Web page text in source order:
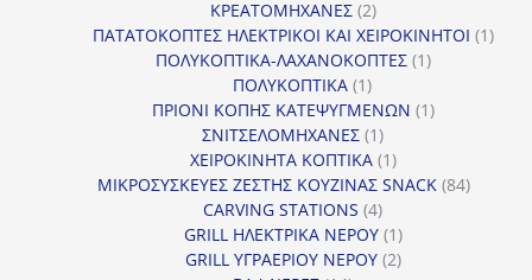
προϊόν
ΚΡΕΑΤΟΜΗΧΑΝΕΣ 22
προϊόντα
ΠΑΤΑΤΟΚΟΠΤΕΣ ΗΛΕΚΤΡΙΚΟΙ ΚΑΙ ΧΕΙΡΟΚΙΝΗΤΟΙ 11
ΠΟΛΥΚΟΠΤΙΚΑ-ΛΑΧΑΝΟΚΟΠΤΕΣ 11
ΠΟΛΥΚΟΠΤΙΚΑ 11
προϊόν
ΠΡΙΟΝΙ ΚΟΠΗΣ ΚΑΤΕΨΥΓΜΕΝΩΝ 11
ΣΝΙΤΣΕΛΟΜΗΧΑΝΕΣ 11
προϊόν
ΧΕΙΡΟΚΙΝΗΤΑ ΚΟΠΤΙΚΑ 11
προϊόν
ΜΙΚΡΟΣΥΣΚΕΥΕΣ ΖΕΣΤΗΣ ΚΟΥΖΙΝΑΣ SNACK 8484
CARVING STATIONS 44
προϊόντα
GRILL ΗΛΕΚΤΡΙΚΑ ΝΕΡΟΥ 11
προϊόν
GRILL ΥΓΡΑΕΡΙΟΥ ΝΕΡΟΥ 22